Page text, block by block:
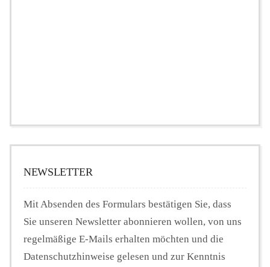
NEWSLETTER
Mit Absenden des Formulars bestätigen Sie, dass
Sie unseren Newsletter abonnieren wollen, von uns
regelmäßige E-Mails erhalten möchten und die
Datenschutzhinweise gelesen und zur Kenntnis